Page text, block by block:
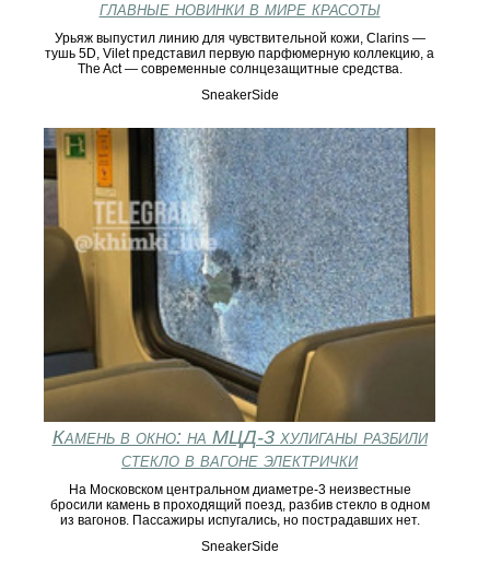
главные новинки в мире красоты
Урьяж выпустил линию для чувствительной кожи, Clarins —
тушь 5D, Vilet представил первую парфюмерную коллекцию, а
The Act — современные солнцезащитные средства.
SneakerSide
Камень в окно: на МЦД-3 хулиганы разбили
стекло в вагоне электрички
На Московском центральном диаметре-3 неизвестные
бросили камень в проходящий поезд, разбив стекло в одном
из вагонов. Пассажиры испугались, но пострадавших нет.
SneakerSide